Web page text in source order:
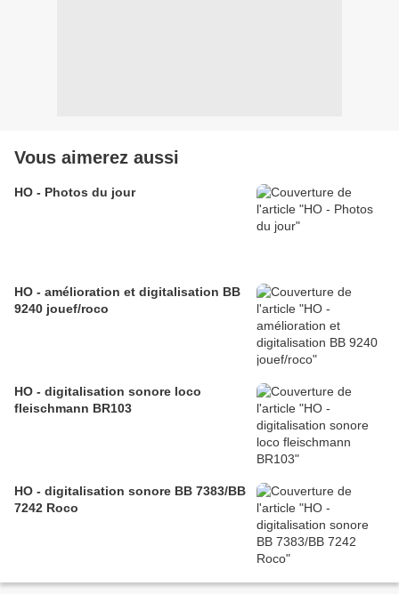
Vous aimerez aussi
HO - Photos du jour
HO - amélioration et digitalisation BB
9240 jouef/roco
HO - digitalisation sonore loco
fleischmann BR103
HO - digitalisation sonore BB 7383/BB
7242 Roco